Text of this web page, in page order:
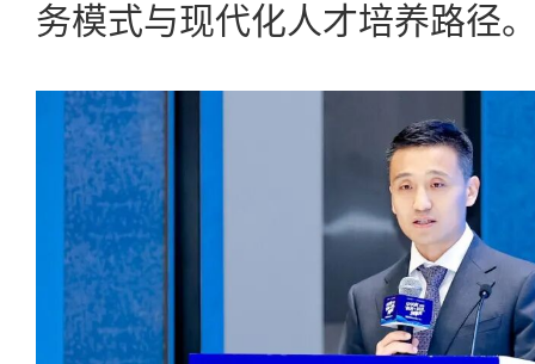
务模式与现代化人才培养路径